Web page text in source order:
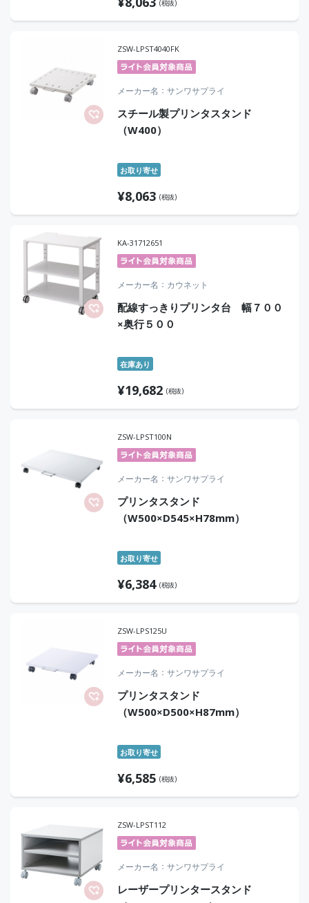
(税抜)
ZSW-LPST4040FK
メーカー名 サンワサプライ
スチール製プリンタスタンド
（W400）
お取り寄せ
¥8,063 (税抜)
KA-31712651
メーカー名 カウネット
配線すっきりプリンタ台 幅７００
×奥行５００
在庫あり
¥19,682 (税抜)
ZSW-LPST100N
メーカー名 サンワサプライ
プリンタスタンド
（W500×D545×H78mm）
お取り寄せ
¥6,384 (税抜)
ZSW-LPS125U
メーカー名 サンワサプライ
プリンタスタンド
（W500×D500×H87mm）
お取り寄せ
¥6,585 (税抜)
ZSW-LPST112
メーカー名 サンワサプライ
レーザープリンタースタンド